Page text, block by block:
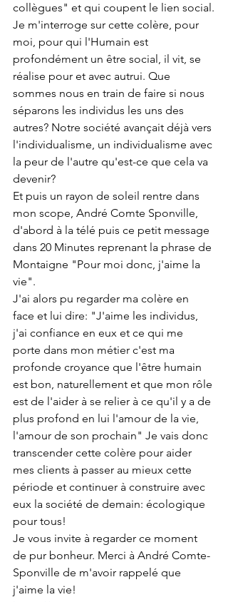
collègues" et qui coupent le lien social.
Je m'interroge sur cette colère, pour
moi, pour qui l'Humain est
profondément un être social, il vit, se
réalise pour et avec autrui. Que
sommes nous en train de faire si nous
séparons les individus les uns des
autres? Notre société avançait déjà vers
l'individualisme, un individualisme avec
la peur de l'autre qu'est-ce que cela va
devenir?
Et puis un rayon de soleil rentre dans
mon scope, André Comte Sponville,
d'abord à la télé puis ce petit message
dans 20 Minutes reprenant la phrase de
Montaigne "Pour moi donc, j'aime la
vie".
J'ai alors pu regarder ma colère en
face et lui dire: "J'aime les individus,
j'ai confiance en eux et ce qui me
porte dans mon métier c'est ma
profonde croyance que l'être humain
est bon, naturellement et que mon rôle
est de l'aider à se relier à ce qu'il y a de
plus profond en lui l'amour de la vie,
l'amour de son prochain" Je vais donc
transcender cette colère pour aider
mes clients à passer au mieux cette
période et continuer à construire avec
eux la société de demain: écologique
pour tous!
Je vous invite à regarder ce moment
de pur bonheur. Merci à André Comte-
Sponville de m'avoir rappelé que
j'aime la vie!